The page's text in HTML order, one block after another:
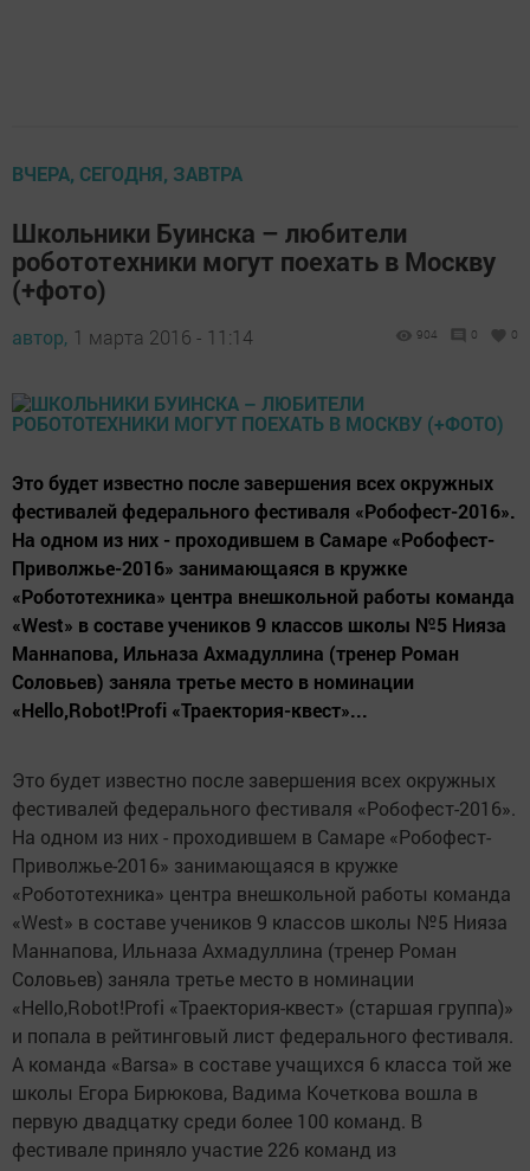
ВЧЕРА, СЕГОДНЯ, ЗАВТРА
Школьники Буинска – любители
робототехники могут поехать в Москву
(+фото)
автор, 1 марта 2016 - 11:14 904 0 0
Это будет известно после завершения всех окружных
фестивалей федерального фестиваля «Робофест-2016».
На одном из них - проходившем в Самаре «Робофест-
Приволжье-2016» занимающаяся в кружке
«Робототехника» центра внешкольной работы команда
«West» в составе учеников 9 классов школы №5 Нияза
Маннапова, Ильназа Ахмадуллина (тренер Роман
Соловьев) заняла третье место в номинации
«Hello,Robot!Profi «Траектория-квест»...
Это будет известно после завершения всех окружных
фестивалей федерального фестиваля «Робофест-2016».
На одном из них - проходившем в Самаре «Робофест-
Приволжье-2016» занимающаяся в кружке
«Робототехника» центра внешкольной работы команда
«West» в составе учеников 9 классов школы №5 Нияза
Маннапова, Ильназа Ахмадуллина (тренер Роман
Соловьев) заняла третье место в номинации
«Hello,Robot!Profi «Траектория-квест» (старшая группа)»
и попала в рейтинговый лист федерального фестиваля.
А команда «Barsa» в составе учащихся 6 класса той же
школы Егора Бирюкова, Вадима Кочеткова вошла в
первую двадцатку среди более 100 команд. В
фестивале приняло участие 226 команд из